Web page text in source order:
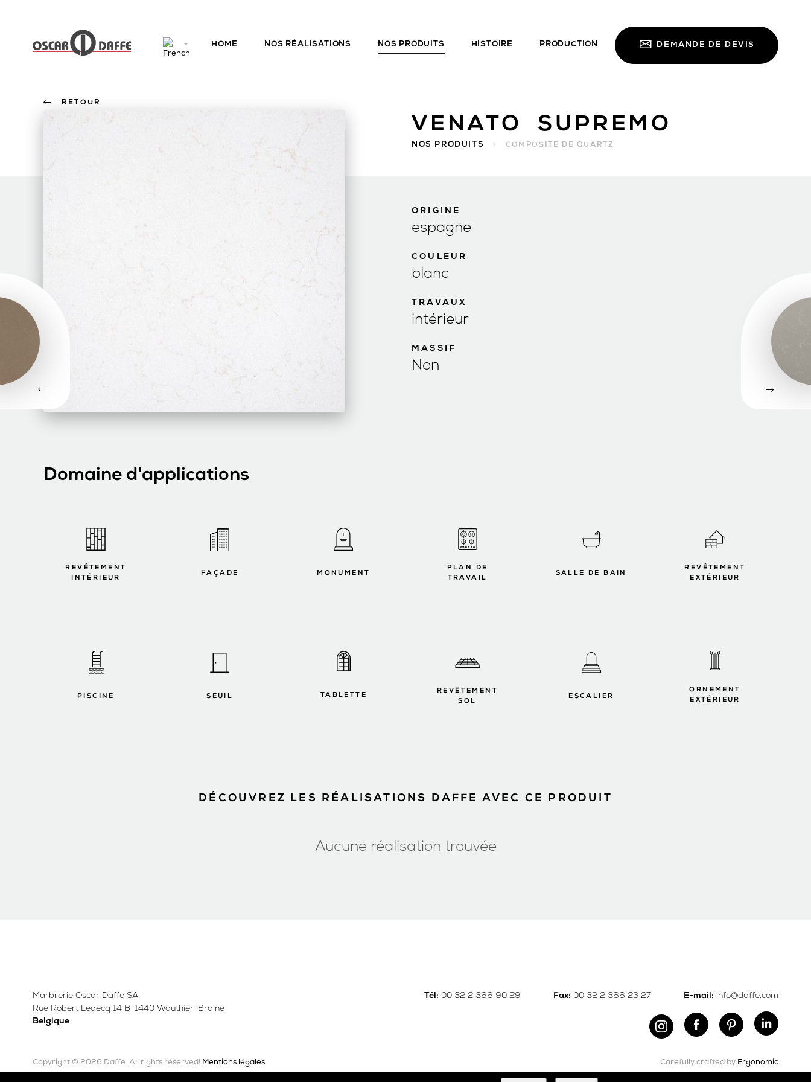
HOME NOS RÉALISATIONS NOS PRODUITS HISTOIRE PRODUCTION DEMANDE DE DEVIS
VENATO SUPREMO
NOS PRODUITS > COMPOSITE DE QUARTZ
RETOUR
ORIGINE
espagne
COULEUR
blanc
TRAVAUX
intérieur
MASSIF
Non
Domaine d'applications
REVÊTEMENT
INTÉRIEUR
FAÇADE MONUMENT
PLAN DE
TRAVAIL
SALLE DE BAIN
REVÊTEMENT
EXTÉRIEUR
PISCINE SEUIL TABLETTE
REVÊTEMENT
SOL
ESCALIER
ORNEMENT
EXTÉRIEUR
DÉCOUVREZ LES RÉALISATIONS DAFFE AVEC CE PRODUIT
Aucune réalisation trouvée
Marbrerie Oscar Daffe SA
Rue Robert Ledecq 14 B-1440 Wauthier-Braine
Belgique
Tél: 00 32 2 366 90 29 Fax: 00 32 2 366 23 27 E-mail: info@daffe.com
Copyright © 2026 Daffe. All rights reserved! Mentions légales Carefully crafted by Ergonomic